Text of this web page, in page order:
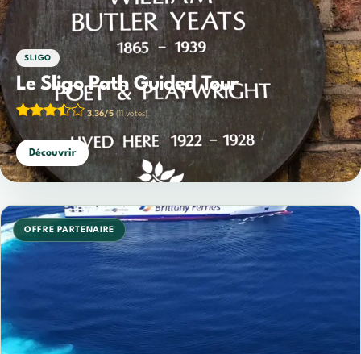
SLIGO
Le Sligo Path Guided Tour
3,36/5 (11 votes)
Découvrir
OFFRE PARTENAIRE